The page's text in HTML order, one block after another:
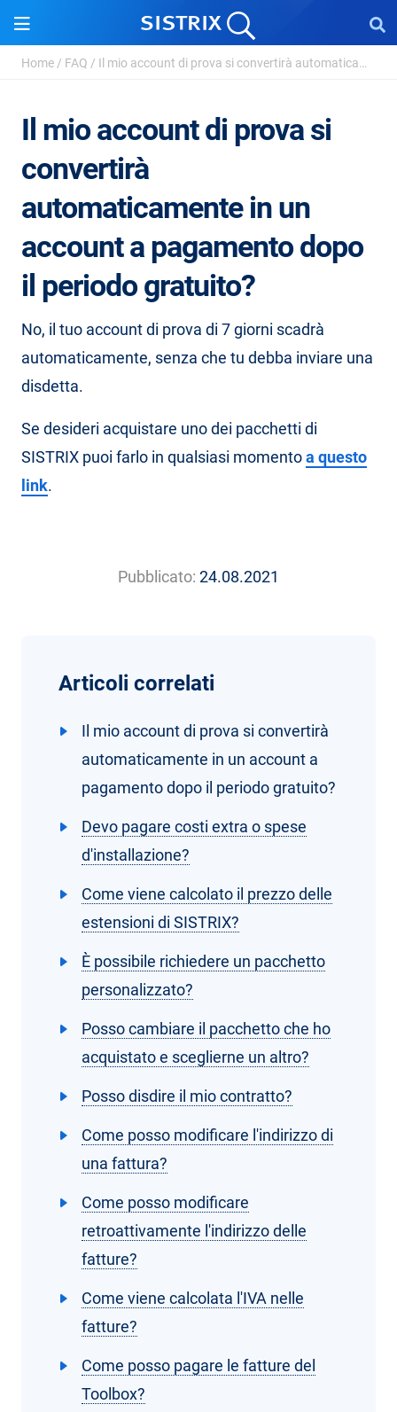
Home / FAQ / Il mio account di prova si convertirà automaticamente ...
Il mio account di prova si
convertirà
automaticamente in un
account a pagamento dopo
il periodo gratuito?
No, il tuo account di prova di 7 giorni scadrà
automaticamente, senza che tu debba inviare una
disdetta.
Se desideri acquistare uno dei pacchetti di
SISTRIX puoi farlo in qualsiasi momentoa questo
link.
Pubblicato: 24.08.2021
Articoli correlati
Il mio account di prova si convertirà
automaticamente in un account a
pagamento dopo il periodo gratuito?
Devo pagare costi extra o spese
d'installazione?
Come viene calcolato il prezzo delle
estensioni di SISTRIX?
È possibile richiedere un pacchetto
personalizzato?
Posso cambiare il pacchetto che ho
acquistato e sceglierne un altro?
Posso disdire il mio contratto?
Come posso modificare l'indirizzo di
una fattura?
Come posso modificare
retroattivamente l'indirizzo delle
fatture?
Come viene calcolata l'IVA nelle
fatture?
Come posso pagare le fatture del
Toolbox?